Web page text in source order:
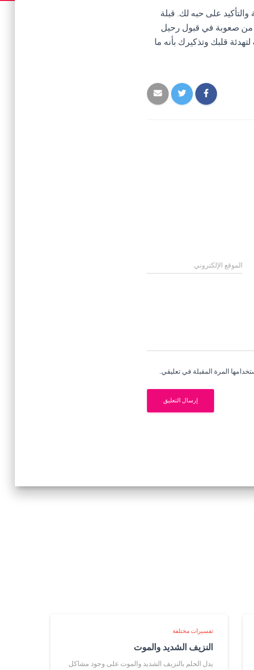
على حبه لك. قبلة
من صعوبة في قبول رحيل
قلبك وتذكيرك بأنه ما
الموقع الإلكتروني
المرة المقبلة في تعليقي.
تفسيرات مختلفة
النزيف الشديد والموت
يدل الحلم بالنزيف الشديد والموت على وجود مشاكل